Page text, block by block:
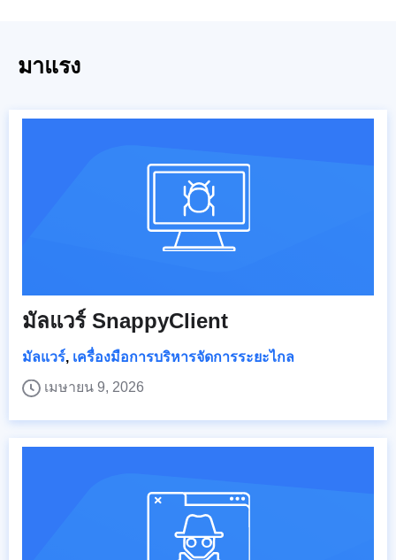
มาแรง
มัลแวร์ SnappyClient
มัลแวร์, เครื่องมือการบริหารจัดการระยะไกล
เมษายน 9, 2026